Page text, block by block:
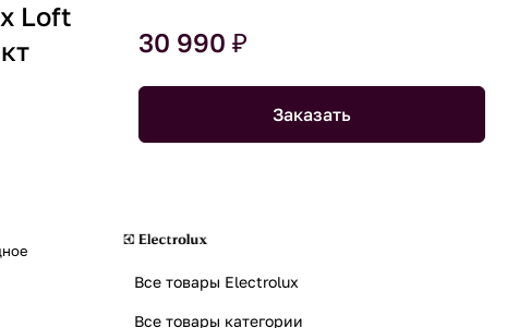
Loft
30 990 ₽
Заказать
Все товары Electrolux
Все товары категории